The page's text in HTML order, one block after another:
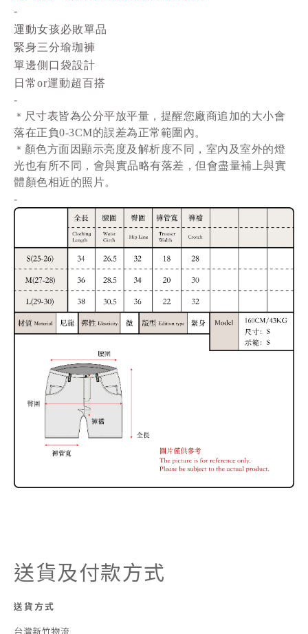
-
運動女孩必敗單品
緊身三分瑜珈褲
單邊側口袋設計
日常or運動超百搭
-
＊ 尺寸表皆為公分平放平量 ，提醒您廠商追加的大小會
落在正負0-3CM的誤差為正常範圍內。
＊ 顏色方面因顯示亮度及解析度不同，室內及室外的燈
光也有所不同，會與實品略有落差，但會盡量補上與實
體顏色相近的照片。
-
送貨及付款方式
送貨方式
台灣新竹物流